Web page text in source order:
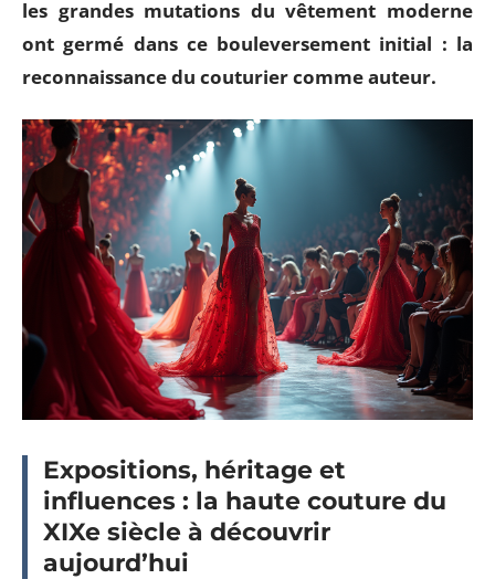
les grandes mutations du vêtement moderne
ont germé dans ce bouleversement initial : la
reconnaissance du couturier comme auteur.
Expositions, héritage et
influences : la haute couture du
XIXe siècle à découvrir
aujourd’hui